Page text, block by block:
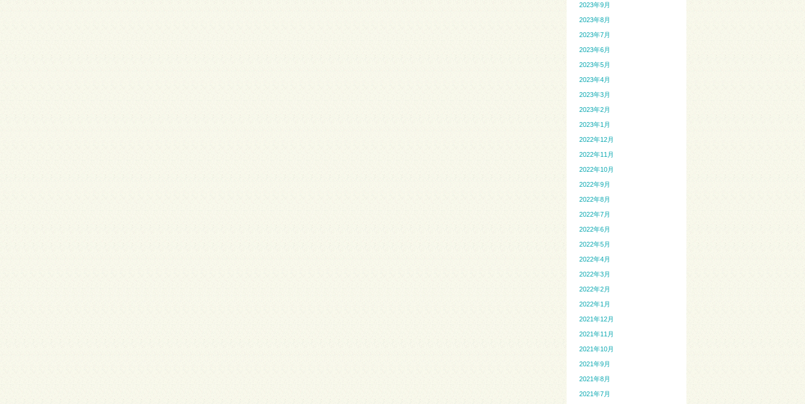
2023年9月
2023年8月
2023年7月
2023年6月
2023年5月
2023年4月
2023年3月
2023年2月
2023年1月
2022年12月
2022年11月
2022年10月
2022年9月
2022年8月
2022年7月
2022年6月
2022年5月
2022年4月
2022年3月
2022年2月
2022年1月
2021年12月
2021年11月
2021年10月
2021年9月
2021年8月
2021年7月